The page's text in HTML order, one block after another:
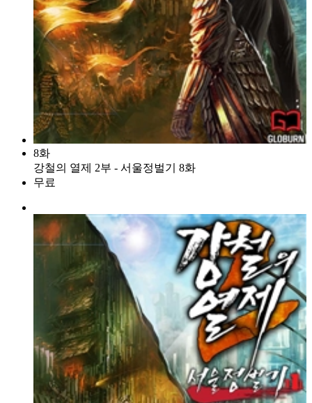
8화
강철의 열제 2부 - 서울정벌기 8화
무료